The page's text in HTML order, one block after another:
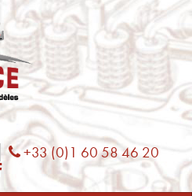
Phone
+33 (0)1 60 58 46 20
Facebook